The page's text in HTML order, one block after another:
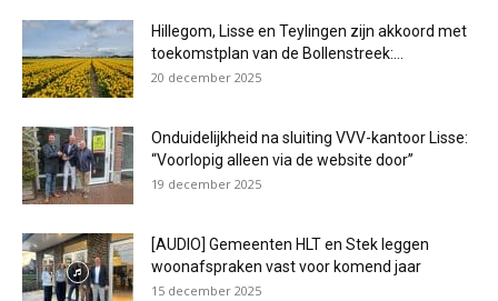
Hillegom, Lisse en Teylingen zijn akkoord met
toekomstplan van de Bollenstreek:...
20 december 2025
Onduidelijkheid na sluiting VVV-kantoor Lisse:
“Voorlopig alleen via de website door”
19 december 2025
[AUDIO] Gemeenten HLT en Stek leggen
woonafspraken vast voor komend jaar
15 december 2025